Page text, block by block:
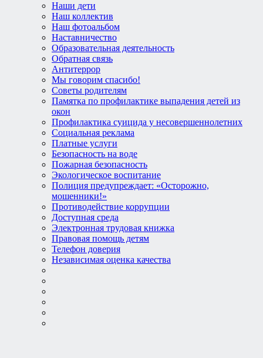
Наши дети
Наш коллектив
Наш фотоальбом
Наставничество
Образовательная деятельность
Обратная связь
Антитеррор
Мы говорим спасибо!
Советы родителям
Памятка по профилактике выпадения детей из
окон
Профилактика суицида у несовершеннолетних
Социальная реклама
Платные услуги
Безопасность на воде
Пожарная безопасность
Экологическое воспитание
Полиция предупреждает: «Осторожно,
мошенники!»
Противодействие коррупции
Доступная среда
Электронная трудовая книжка
Правовая помощь детям
Телефон доверия
Независимая оценка качества